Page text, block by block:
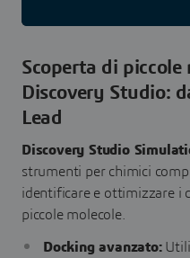
Scoperta di piccole
Discovery Studio:
Lead
Discovery Studio
strumenti per chimici
identificare e ottimizzare i
piccole molecole.
Docking avanzato: